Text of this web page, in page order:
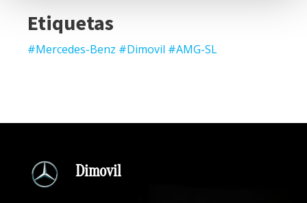
Etiquetas
#Mercedes-Benz #Dimovil #AMG-SL
Dimovil